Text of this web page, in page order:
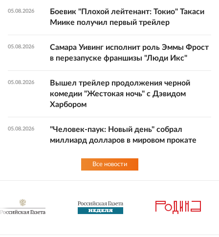
05.08.2026
Боевик "Плохой лейтенант: Токио" Такаси
Миике получил первый трейлер
05.08.2026
Самара Уивинг исполнит роль Эммы Фрост
в перезапуске франшизы "Люди Икс"
05.08.2026
Вышел трейлер продолжения черной
комедии "Жестокая ночь" с Дэвидом
Харбором
05.08.2026
"Человек-паук: Новый день" собрал
миллиард долларов в мировом прокате
Все новости